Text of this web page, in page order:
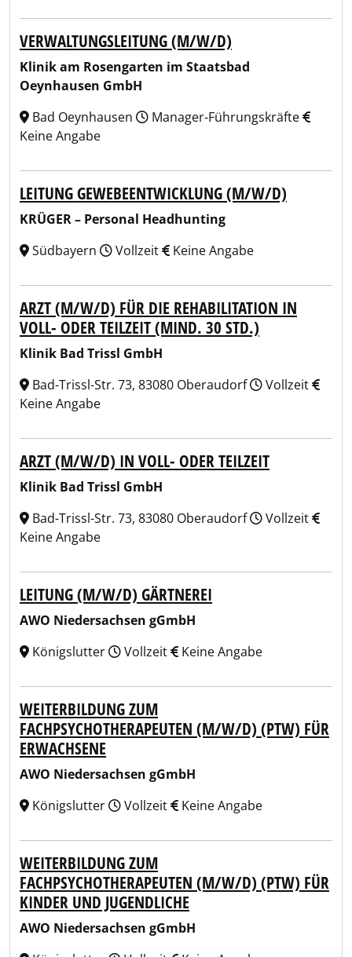
VERWALTUNGSLEITUNG (M/W/D)
Klinik am Rosengarten im Staatsbad
Oeynhausen GmbH
Bad Oeynhausen
Manager-Führungskräfte
Keine Angabe
LEITUNG GEWEBEENTWICKLUNG (M/W/D)
KRÜGER – Personal Headhunting
Südbayern
Vollzeit Keine Angabe
ARZT (M/W/D) FÜR DIE REHABILITATION IN
VOLL- ODER TEILZEIT (MIND. 30 STD.)
Klinik Bad Trissl GmbH
Bad-Trissl-Str. 73, 83080 Oberaudorf
Vollzeit
Keine Angabe
ARZT (M/W/D) IN VOLL- ODER TEILZEIT
Klinik Bad Trissl GmbH
Bad-Trissl-Str. 73, 83080 Oberaudorf
Vollzeit
Keine Angabe
LEITUNG (M/W/D) GÄRTNEREI
AWO Niedersachsen gGmbH
Königslutter
Vollzeit Keine Angabe
WEITERBILDUNG ZUM
FACHPSYCHOTHERAPEUTEN (M/W/D) (PTW) FÜR
ERWACHSENE
AWO Niedersachsen gGmbH
Königslutter
Vollzeit Keine Angabe
WEITERBILDUNG ZUM
FACHPSYCHOTHERAPEUTEN (M/W/D) (PTW) FÜR
KINDER UND JUGENDLICHE
AWO Niedersachsen gGmbH